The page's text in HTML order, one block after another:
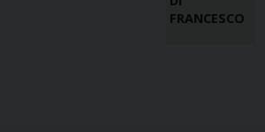
FRANCESCO